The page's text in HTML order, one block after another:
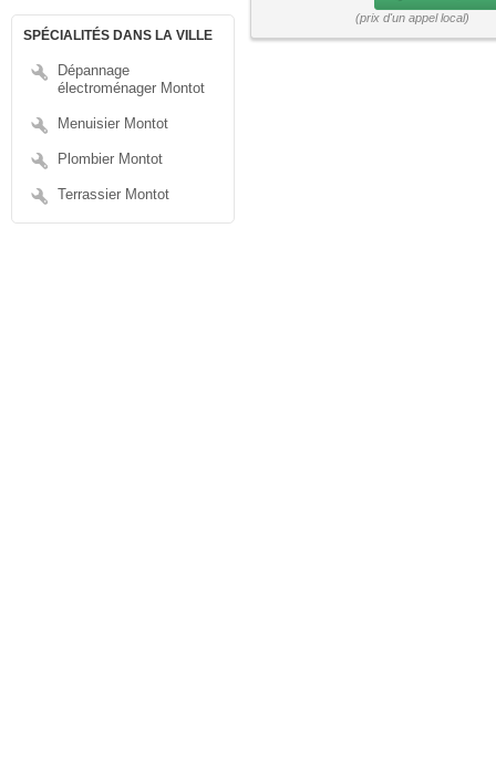
SPÉCIALITÉS DANS LA VILLE
Dépannage
électroménager Montot
Menuisier Montot
Plombier Montot
Terrassier Montot